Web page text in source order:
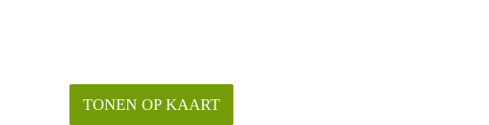
TONEN OP KAART